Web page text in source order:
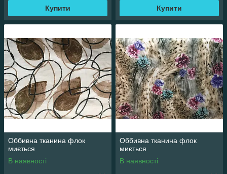
Купити Купити
Оббивна тканина флок
миється
В наявності
Оббивна тканина флок
миється
В наявності